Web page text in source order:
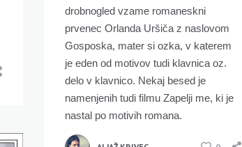
drobnogled vzame romaneskni
prvenec Orlanda Uršiča z naslovom
Gosposka, mater si ozka, v katerem
je eden od motivov tudi klavnica oz.
delo v klavnico. Nekaj besed je
namenjenih tudi filmu Zapelji me, ki je
nastal po motivih romana.